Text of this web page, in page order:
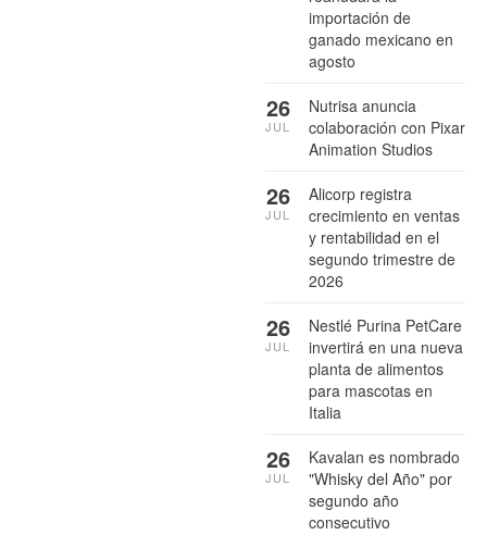
importación de
ganado mexicano en
agosto
Nutrisa anuncia
colaboración con Pixar
Animation Studios
26
JUL
Alicorp registra
crecimiento en ventas
y rentabilidad en el
segundo trimestre de
2026
26
JUL
Nestlé Purina PetCare
invertirá en una nueva
planta de alimentos
para mascotas en
Italia
26
JUL
Kavalan es nombrado
"Whisky del Año" por
segundo año
consecutivo
26
JUL